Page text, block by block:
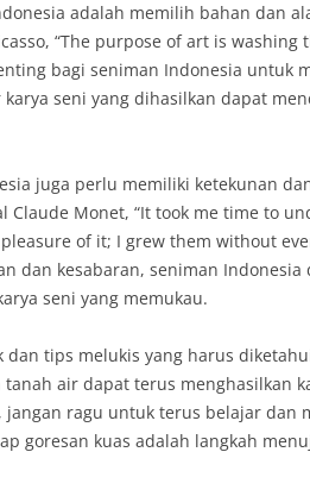
adalah memilih bahan dan
“The purpose of art is
bagi seniman Indonesia untuk
seni yang dihasilkan dapat
juga perlu memiliki ketekunan
Claude Monet, “It took me time to
of it; I grew them without
dan kesabaran, seniman
seni yang memukau.
dan tips melukis yang harus
air dapat terus menghasilkan
jangan ragu untuk terus belajar dan
goresan kuas adalah langkah